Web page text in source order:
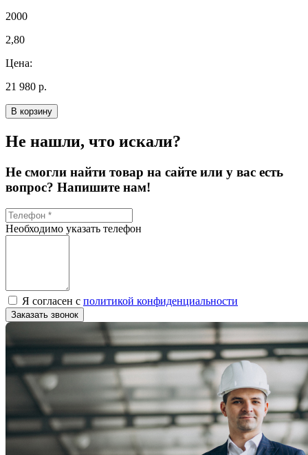
2000
2,80
Цена:
21 980 р.
В корзину
Не нашли, что искали?
Не смогли найти товар на сайте или у вас есть
вопрос? Напишите нам!
Необходимо указать телефон
Я согласен с политикой конфиденциальности
Заказать звонок